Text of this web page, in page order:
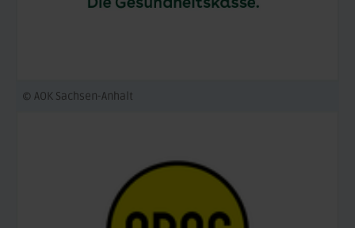
© AOK Sachsen-Anhalt